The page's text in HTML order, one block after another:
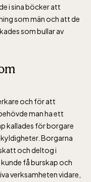
i sina böcker att
som män och att de
som bullar av
och för att
man ha ett
kallades för borgare
Borgarna
och deltog i
få burskap och
verksamheten vidare,